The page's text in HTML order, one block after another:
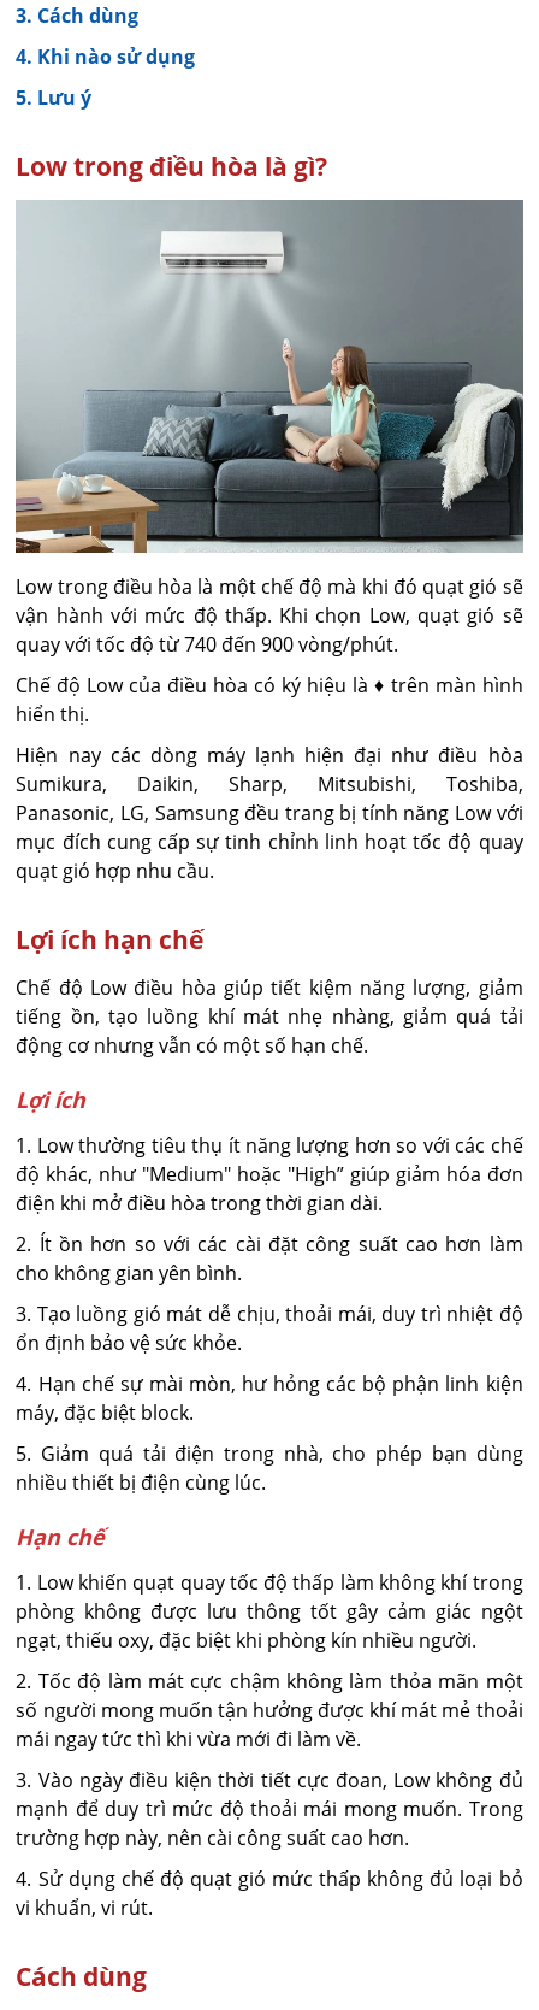
3. Cách dùng
4. Khi nào sử dụng
5. Lưu ý
Low trong điều hòa là gì?
Low trong điều hòa là một chế độ mà khi đó quạt gió sẽ
vận hành với mức độ thấp. Khi chọn Low, quạt gió sẽ
quay với tốc độ từ 740 đến 900 vòng/phút.
Chế độ Low của điều hòa có ký hiệu là ♦ trên màn hình
hiển thị.
Hiện nay các dòng máy lạnh hiện đại như điều hòa
Sumikura, Daikin, Sharp, Mitsubishi, Toshiba,
Panasonic, LG, Samsung đều trang bị tính năng Low với
mục đích cung cấp sự tinh chỉnh linh hoạt tốc độ quay
quạt gió hợp nhu cầu.
Lợi ích hạn chế
Chế độ Low điều hòa giúp tiết kiệm năng lượng, giảm
tiếng ồn, tạo luồng khí mát nhẹ nhàng, giảm quá tải
động cơ nhưng vẫn có một số hạn chế.
Lợi ích
1. Low thường tiêu thụ ít năng lượng hơn so với các chế
độ khác, như "Medium" hoặc "High” giúp giảm hóa đơn
điện khi mở điều hòa trong thời gian dài.
2. Ít ồn hơn so với các cài đặt công suất cao hơn làm
cho không gian yên bình.
3. Tạo luồng gió mát dễ chịu, thoải mái, duy trì nhiệt độ
ổn định bảo vệ sức khỏe.
4. Hạn chế sự mài mòn, hư hỏng các bộ phận linh kiện
máy, đặc biệt block.
5. Giảm quá tải điện trong nhà, cho phép bạn dùng
nhiều thiết bị điện cùng lúc.
Hạn chế
1. Low khiến quạt quay tốc độ thấp làm không khí trong
phòng không được lưu thông tốt gây cảm giác ngột
ngạt, thiếu oxy, đặc biệt khi phòng kín nhiều người.
2. Tốc độ làm mát cực chậm không làm thỏa mãn một
số người mong muốn tận hưởng được khí mát mẻ thoải
mái ngay tức thì khi vừa mới đi làm về.
3. Vào ngày điều kiện thời tiết cực đoan, Low không đủ
mạnh để duy trì mức độ thoải mái mong muốn. Trong
trường hợp này, nên cài công suất cao hơn.
4. Sử dụng chế độ quạt gió mức thấp không đủ loại bỏ
vi khuẩn, vi rút.
Cách dùng